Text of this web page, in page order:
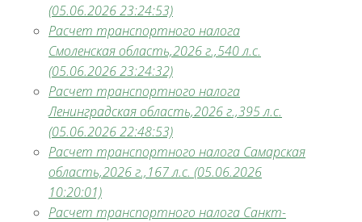
(05.06.2026 23:24:53)
Расчет транспортного налога
Смоленская область,2026 г.,540 л.с.
(05.06.2026 23:24:32)
Расчет транспортного налога
Ленинградская область,2026 г.,395 л.с.
(05.06.2026 22:48:53)
Расчет транспортного налога Самарская
область,2026 г.,167 л.с. (05.06.2026
10:20:01)
Расчет транспортного налога Санкт-